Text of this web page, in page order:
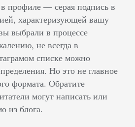
профиле –– серая подпись в
характеризующей вашу
выбрали в процессе
не всегда в
списке можно
Но это не главное
формата. Обратите
могут написать или
из блога.